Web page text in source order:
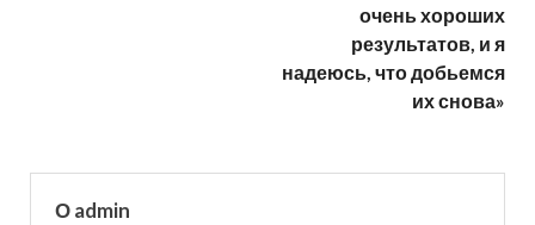
очень хороших
результатов, и я
надеюсь, что добьемся
их снова»
О admin